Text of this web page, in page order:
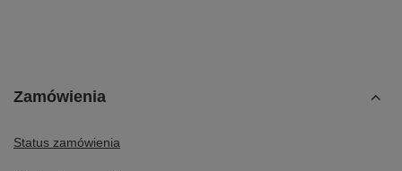
Zamówienia
Status zamówienia